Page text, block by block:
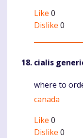
Like 0
Dislike 0
cialis
Komentaras
where to
canada
Like 0
Dislike 0